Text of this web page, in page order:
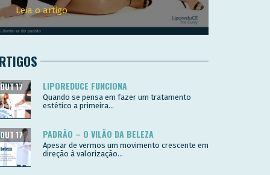
Leia o artigo
LIPOREDUCE FUNCIONA
OUT 17
Quando se pensa em fazer um tratamento
estético a primeira...
PADRÃO – O VILÃO DA BELEZA
OUT 17
Apesar de vermos um movimento crescente em
direção à valorização...